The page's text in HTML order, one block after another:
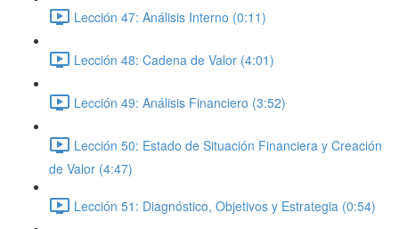
Lección 47: Análisis Interno (0:11)
Lección 48: Cadena de Valor (4:01)
Lección 49: Análisis Financiero (3:52)
Lección 50: Estado de Situación Financiera y Creación
de Valor (4:47)
Lección 51: Diagnóstico, Objetivos y Estrategia (0:54)